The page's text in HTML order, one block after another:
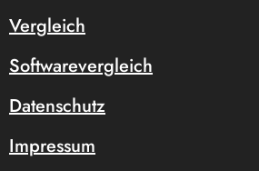
Vergleich
Softwarevergleich
Datenschutz
Impressum